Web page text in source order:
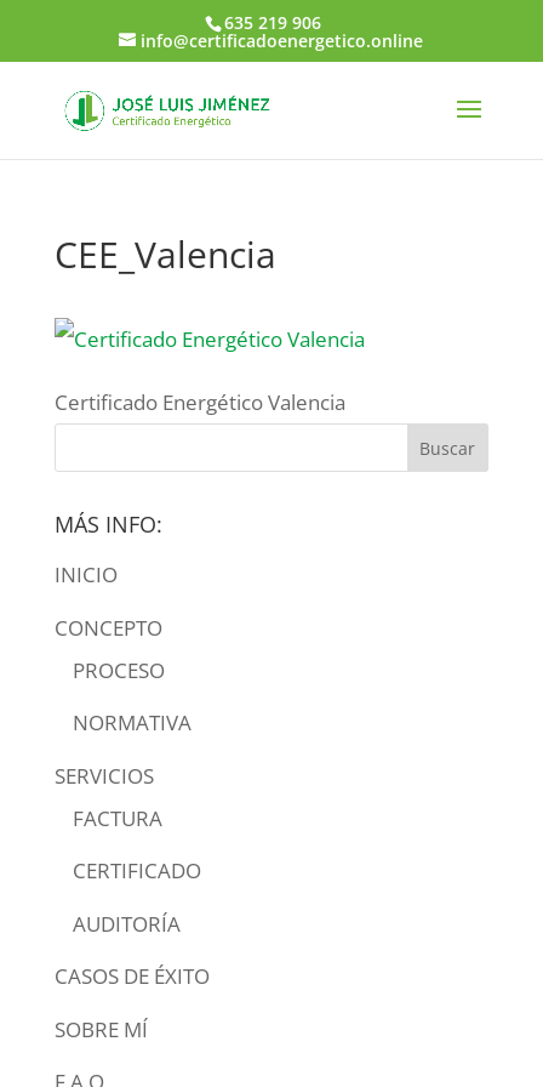
635 219 906
info@certificadoenergetico.online
CEE_Valencia
Certificado Energético Valencia
MÁS INFO:
INICIO
CONCEPTO
PROCESO
NORMATIVA
SERVICIOS
FACTURA
CERTIFICADO
AUDITORÍA
CASOS DE ÉXITO
SOBRE MÍ